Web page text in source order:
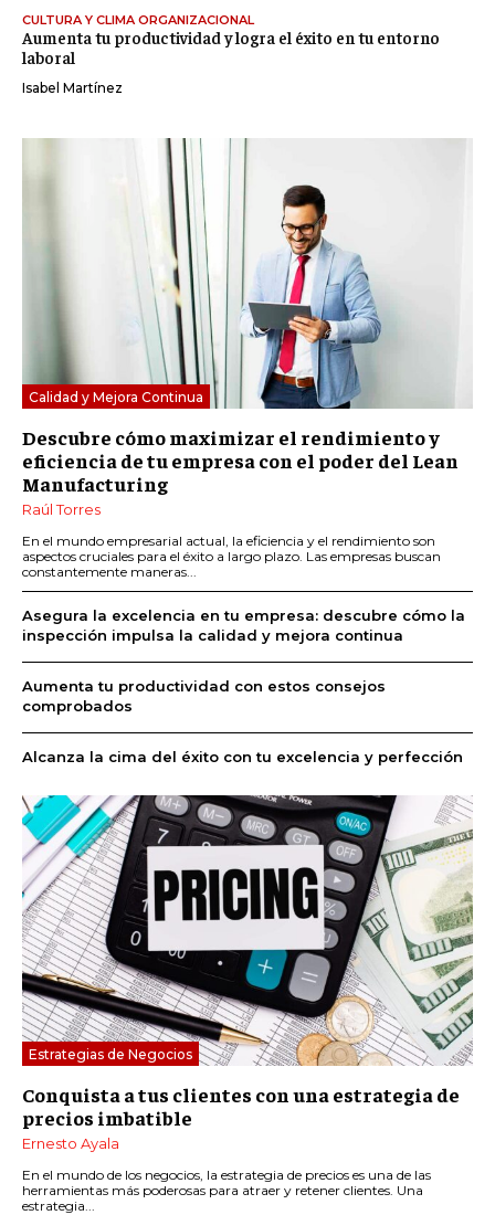
CULTURA Y CLIMA ORGANIZACIONAL
Aumenta tu productividad y logra el éxito en tu entorno
laboral
Isabel Martínez
Calidad y Mejora Continua
Descubre cómo maximizar el rendimiento y
eficiencia de tu empresa con el poder del Lean
Manufacturing
Raúl Torres
En el mundo empresarial actual, la eficiencia y el rendimiento son
aspectos cruciales para el éxito a largo plazo. Las empresas buscan
constantemente maneras...
Asegura la excelencia en tu empresa: descubre cómo la
inspección impulsa la calidad y mejora continua
Aumenta tu productividad con estos consejos
comprobados
Alcanza la cima del éxito con tu excelencia y perfección
Estrategias de Negocios
Conquista a tus clientes con una estrategia de
precios imbatible
Ernesto Ayala
En el mundo de los negocios, la estrategia de precios es una de las
herramientas más poderosas para atraer y retener clientes. Una
estrategia...